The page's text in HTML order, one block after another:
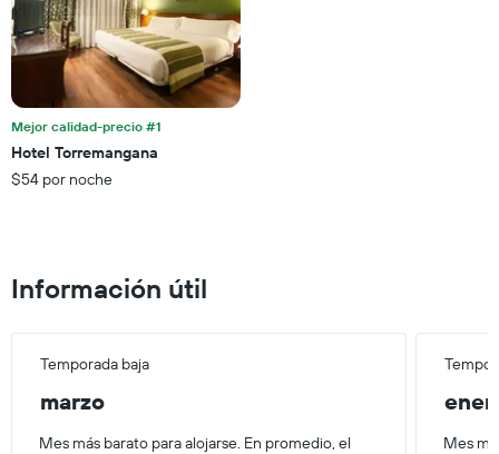
calculado
a
partir
los
últimos
3 días.
eje
Y
que
indica
precio
promedio
de
Mejor calidad-precio #1
Hotel Torremangana
$54 por noche
Información útil
Temporada baja
marzo
Mes más barato para alojarse. En promedio, el
Mes